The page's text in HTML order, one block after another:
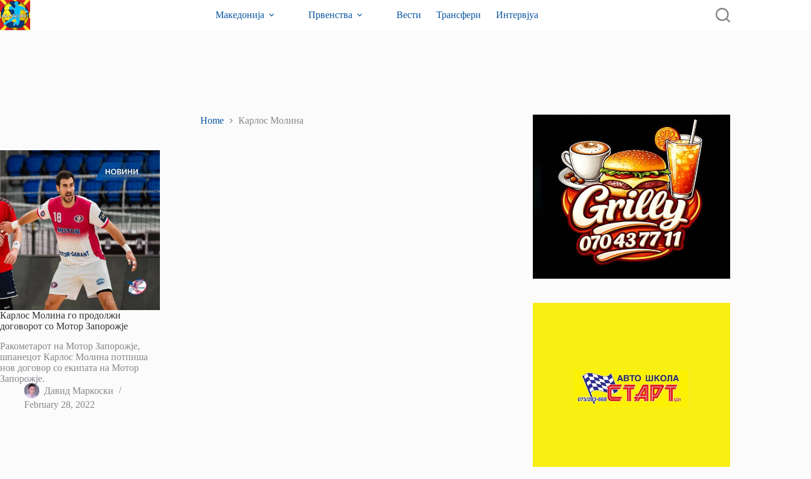
Skip
to
content
Македонија Првенства Вести Трансфери Интервјуа
Home Карлос Молина
Карлос Молина го продолжи
договорот со Мотор Запорожје
Ракометарот на Мотор Запорожје,
шпанецот Карлос Молина потпиша
нов договор со екипата на Мотор
Запорожје.
Давид Маркоски
February 28, 2022